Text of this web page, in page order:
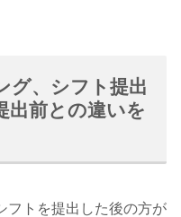
グ、シフト提出
出前との違いを
フトを提出した後の方が